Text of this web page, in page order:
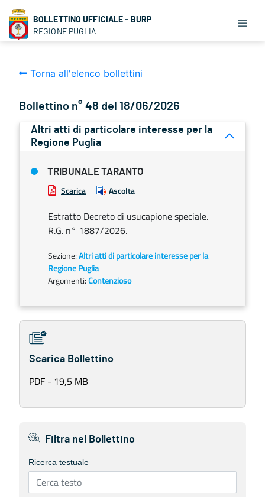
BOLLETTINO UFFICIALE - BURP
REGIONE PUGLIA
Torna all'elenco bollettini
Bollettino n° 48 del 18/06/2026
Altri atti di particolare interesse per la
Regione Puglia
TRIBUNALE TARANTO
Scarica Ascolta
Estratto Decreto di usucapione speciale.
R.G. n° 1887/2026.
Sezione:Altri atti di particolare interesse per la
Regione Puglia
Argomenti:Contenzioso
Scarica Bollettino
PDF - 19,5 MB
Filtra nel Bollettino
Ricerca testuale